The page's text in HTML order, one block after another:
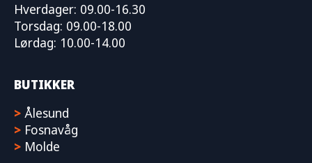
Hverdager: 09.00-16.30
Torsdag: 09.00-18.00
Lørdag: 10.00-14.00
BUTIKKER
> Ålesund
> Fosnavåg
> Molde